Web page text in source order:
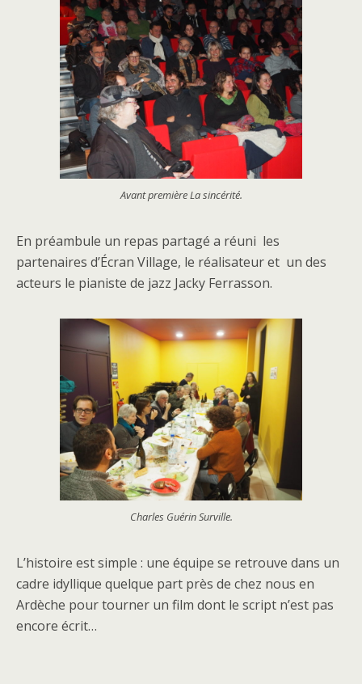
Avant première La sincérité.
En préambule un repas partagé a réuni les
partenaires d’Écran Village, le réalisateur et un des
acteurs le pianiste de jazz Jacky Ferrasson.
Charles Guérin Surville.
L’histoire est simple : une équipe se retrouve dans un
cadre idyllique quelque part près de chez nous en
Ardèche pour tourner un film dont le script n’est pas
encore écrit…